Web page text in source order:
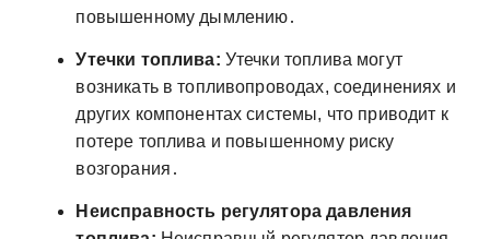
повышенному дымлению․
Утечки топлива: Утечки топлива могут
возникать в топливопроводах, соединениях и
других компонентах системы, что приводит к
потере топлива и повышенному риску
возгорания․
Неисправность регулятора давления